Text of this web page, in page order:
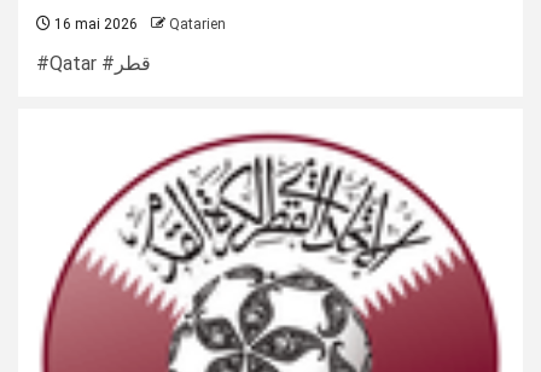
16 mai 2026 Qatarien
#Qatar #قطر